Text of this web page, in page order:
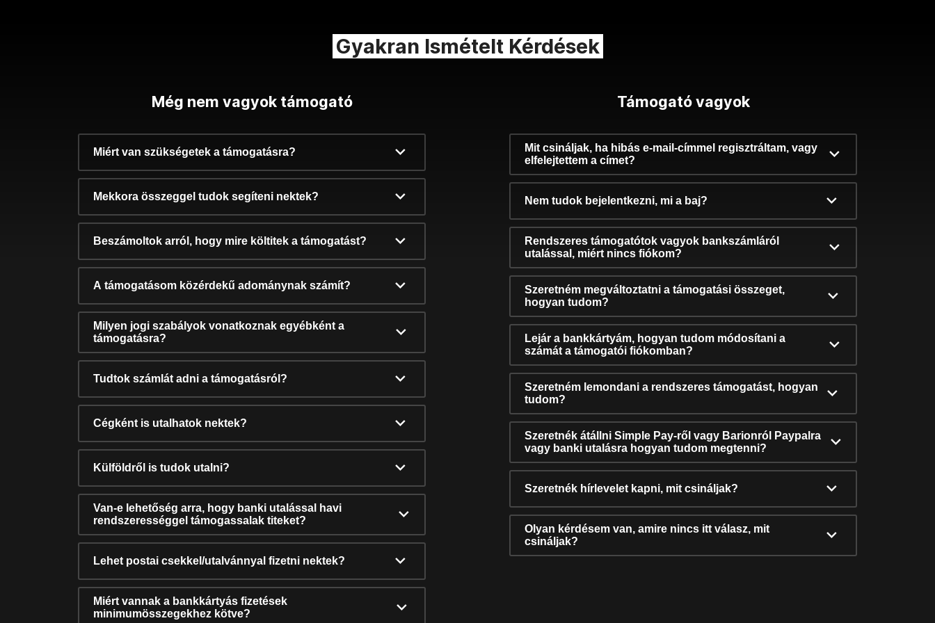
Gyakran Ismételt Kérdések
Még nem vagyok támogató
Miért van szükségetek a támogatásra?
Mekkora összeggel tudok segíteni nektek?
Beszámoltok arról, hogy mire költitek a támogatást?
A támogatásom közérdekű adománynak számít?
Milyen jogi szabályok vonatkoznak egyébként a
támogatásra?
Tudtok számlát adni a támogatásról?
Cégként is utalhatok nektek?
Külföldről is tudok utalni?
Van-e lehetőség arra, hogy banki utalással havi
rendszerességgel támogassalak titeket?
Lehet postai csekkel/utalvánnyal fizetni nektek?
Miért vannak a bankkártyás fizetések
minimumösszegekhez kötve?
Támogató vagyok
Mit csináljak, ha hibás e-mail-címmel regisztráltam, vagy
elfelejtettem a címet?
Nem tudok bejelentkezni, mi a baj?
Rendszeres támogatótok vagyok bankszámláról
utalással, miért nincs fiókom?
Szeretném megváltoztatni a támogatási összeget,
hogyan tudom?
Lejár a bankkártyám, hogyan tudom módosítani a
számát a támogatói fiókomban?
Szeretném lemondani a rendszeres támogatást, hogyan
tudom?
Szeretnék átállni Simple Pay-ről vagy Barionról Paypalra
vagy banki utalásra hogyan tudom megtenni?
Szeretnék hírlevelet kapni, mit csináljak?
Olyan kérdésem van, amire nincs itt válasz, mit
csináljak?